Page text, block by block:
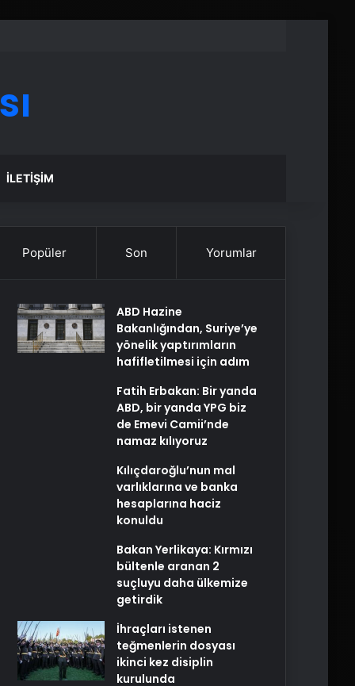
İLETIŞIM
Popüler Son Yorumlar
ABD Hazine
Bakanlığından, Suriye’ye
yönelik yaptırımların
hafifletilmesi için adım
Fatih Erbakan: Bir yanda
ABD, bir yanda YPG biz
de Emevi Camii’nde
namaz kılıyoruz
Kılıçdaroğlu’nun mal
varlıklarına ve banka
hesaplarına haciz
konuldu
Bakan Yerlikaya: Kırmızı
bültenle aranan 2
suçluyu daha ülkemize
getirdik
İhraçları istenen
teğmenlerin dosyası
ikinci kez disiplin
kurulunda